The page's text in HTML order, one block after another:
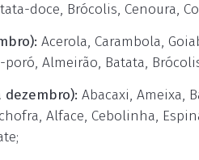
doce, Brócolis, Cenoura,
Acerola, Carambola,
Almeirão, Batata,
Abacaxi, Ameixa,
Alface, Cebolinha,